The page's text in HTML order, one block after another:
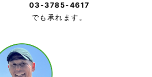
03-3785-4617
でも承れます。